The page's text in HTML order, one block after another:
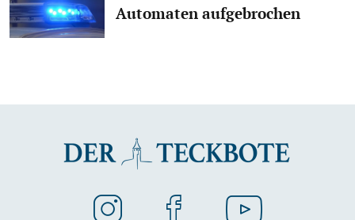
Automaten aufgebrochen